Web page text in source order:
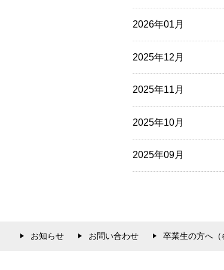
2026年01月
2025年12月
2025年11月
2025年10月
2025年09月
お知らせ お問い合わせ 卒業生の方へ（